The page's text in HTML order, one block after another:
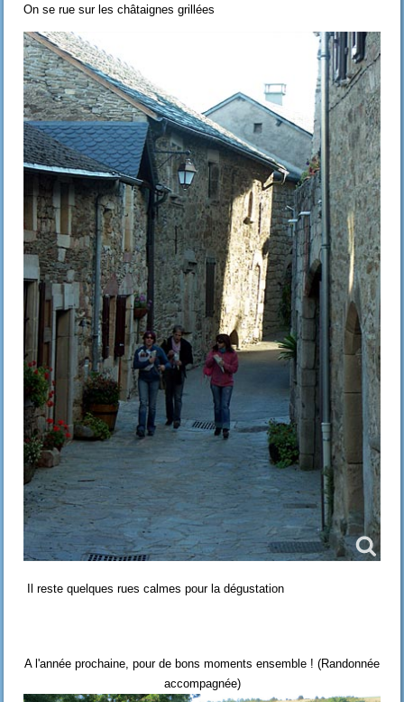
On se rue sur les châtaignes grillées
Il reste quelques rues calmes pour la dégustation
A l'année prochaine, pour de bons moments ensemble ! (Randonnée
accompagnée)